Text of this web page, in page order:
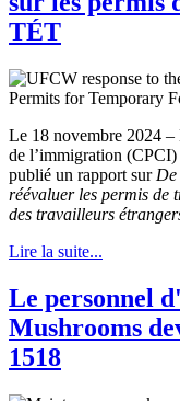
TÉT
Le 18 novembre 2024 –
de l’immigration
publié un rapport sur De
réévaluer les permis de
des travailleurs
Lire la suite...
Le personnel
Mushrooms
1518